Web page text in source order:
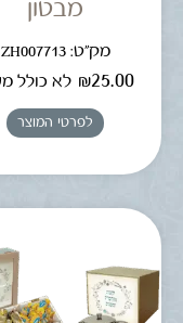
מבטון
מק"ט: ZH007713
₪25.00 לא כולל
לפרטי המוצר